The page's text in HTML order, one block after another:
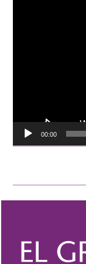
00:00